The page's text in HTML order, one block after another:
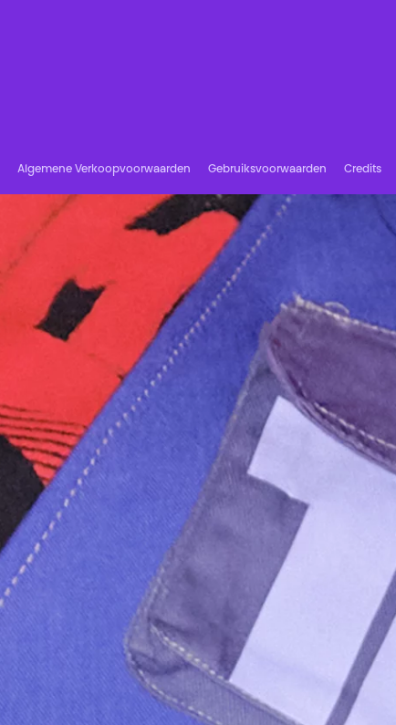
Algemene Verkoopvoorwaarden Gebruiksvoorwaarden Credits